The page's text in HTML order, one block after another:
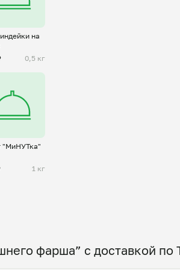
на
0,5 кг
"МиНУТка"
1 кг
фарша” с доставкой по